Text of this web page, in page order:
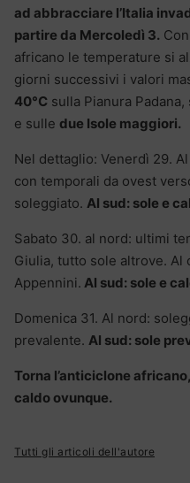
ad abbracciare l’Italia
partire da Mercoledì 3.
africano le temperature si
giorni successivi i valori
40°C sulla Pianura
e sulle due Isole maggiori.
Nel dettaglio: Venerdì 29.
con temporali da ovest
soleggiato. Al sud: sole e
Sabato 30. al nord: ultimi
Giulia, tutto sole altrove.
Appennini. Al sud: sole e
Domenica 31. Al nord:
prevalente. Al sud: sole
Torna l’anticiclone
caldo ovunque.
Tutti gli articoli dell'autore